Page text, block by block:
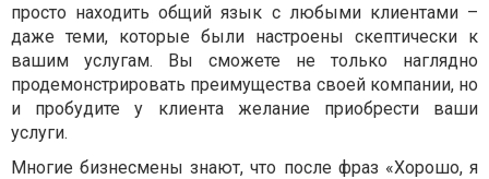
просто находить общий язык с любыми клиентами –
даже теми, которые были настроены скептически к
вашим услугам. Вы сможете не только наглядно
продемонстрировать преимущества своей компании, но
и пробудите у клиента желание приобрести ваши
услуги.
Многие бизнесмены знают, что после фраз «Хорошо, я